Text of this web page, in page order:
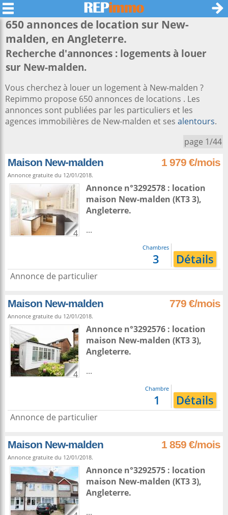
650 annonces de location sur New-
malden, en Angleterre.
Recherche d'annonces : logements à louer
sur New-malden.
Vous cherchez à louer un logement à New-malden ?
Repimmo propose 650 annonces de locations . Les
annonces sont publiées par les particuliers et les
agences immobilières de New-malden et ses alentours.
page 1/44
Maison New-malden 1 979 €/mois
Annonce gratuite du 12/01/2018.
4
Annonce n°3292578 : location
maison New-malden (KT3 3),
Angleterre.
...
Chambres
3 Détails
Annonce de particulier
Maison New-malden 779 €/mois
Annonce gratuite du 12/01/2018.
4
Annonce n°3292576 : location
maison New-malden (KT3 3),
Angleterre.
...
Chambre
1 Détails
Annonce de particulier
Maison New-malden 1 859 €/mois
Annonce gratuite du 12/01/2018.
Annonce n°3292575 : location
maison New-malden (KT3 3),
Angleterre.
...